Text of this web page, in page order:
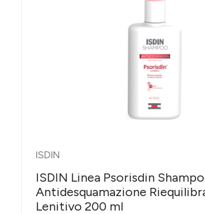
ISDIN
ISDIN Linea Psorisdin
Antidesquamazione
Lenitivo 200 ml